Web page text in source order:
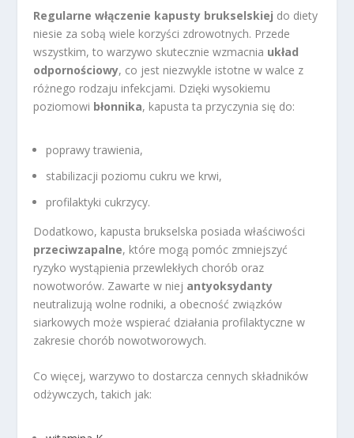
Regularne włączenie kapusty brukselskiej do diety
niesie za sobą wiele korzyści zdrowotnych. Przede
wszystkim, to warzywo skutecznie wzmacnia układ
odpornościowy, co jest niezwykle istotne w walce z
różnego rodzaju infekcjami. Dzięki wysokiemu
poziomowi błonnika, kapusta ta przyczynia się do:
poprawy trawienia,
stabilizacji poziomu cukru we krwi,
profilaktyki cukrzycy.
Dodatkowo, kapusta brukselska posiada właściwości
przeciwzapalne, które mogą pomóc zmniejszyć
ryzyko wystąpienia przewlekłych chorób oraz
nowotworów. Zawarte w niej antyoksydanty
neutralizują wolne rodniki, a obecność związków
siarkowych może wspierać działania profilaktyczne w
zakresie chorób nowotworowych.
Co więcej, warzywo to dostarcza cennych składników
odżywczych, takich jak: